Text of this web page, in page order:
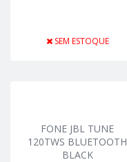
SEM ESTOQUE
FONE JBL TUNE
120TWS BLUETOOTH
BLACK